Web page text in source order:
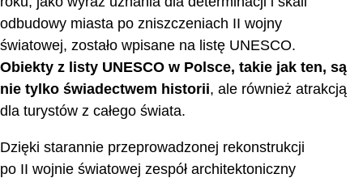
odbudowy miasta po zniszczeniach II wojny
światowej, zostało wpisane na listę UNESCO.
Obiekty z listy UNESCO w Polsce, takie jak ten, są
nie tylko świadectwem historii, ale również atrakcją
dla turystów z całego świata.
Dzięki starannie przeprowadzonej rekonstrukcji
po II wojnie światowej zespół architektoniczny